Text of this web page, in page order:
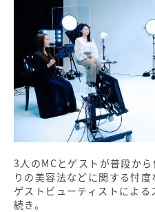
3人のMCとゲストが普段か
りの美容法などに関する忖度
ゲストビューティストによ
続き。